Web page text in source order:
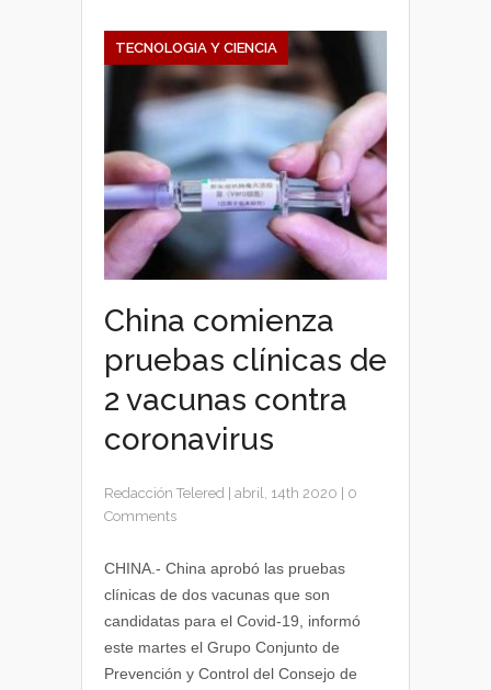
TECNOLOGIA Y CIENCIA
China comienza
pruebas clínicas de
2 vacunas contra
coronavirus
Redacción Telered abril, 14th 2020
0
Comments
CHINA.- China aprobó las pruebas
clínicas de dos vacunas que son
candidatas para el Covid-19, informó
este martes el Grupo Conjunto de
Prevención y Control del Consejo de